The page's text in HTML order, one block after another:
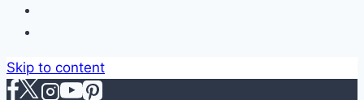
Skip to content